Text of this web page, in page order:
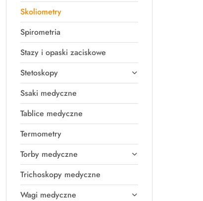
Skoliometry
Spirometria
Stazy i opaski zaciskowe
Stetoskopy
Ssaki medyczne
Tablice medyczne
Termometry
Torby medyczne
Trichoskopy medyczne
Wagi medyczne